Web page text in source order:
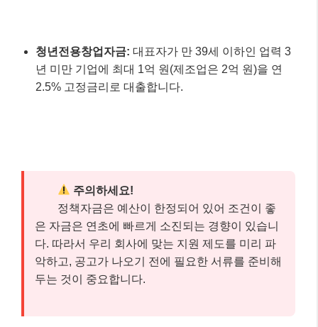
청년전용창업자금: 대표자가 만 39세 이하인 업력 3
년 미만 기업에 최대 1억 원(제조업은 2억 원)을 연
2.5% 고정금리로 대출합니다.
주의하세요!
정책자금은 예산이 한정되어 있어 조건이 좋
은 자금은 연초에 빠르게 소진되는 경향이 있습니
다. 따라서 우리 회사에 맞는 지원 제도를 미리 파
악하고, 공고가 나오기 전에 필요한 서류를 준비해
두는 것이 중요합니다.